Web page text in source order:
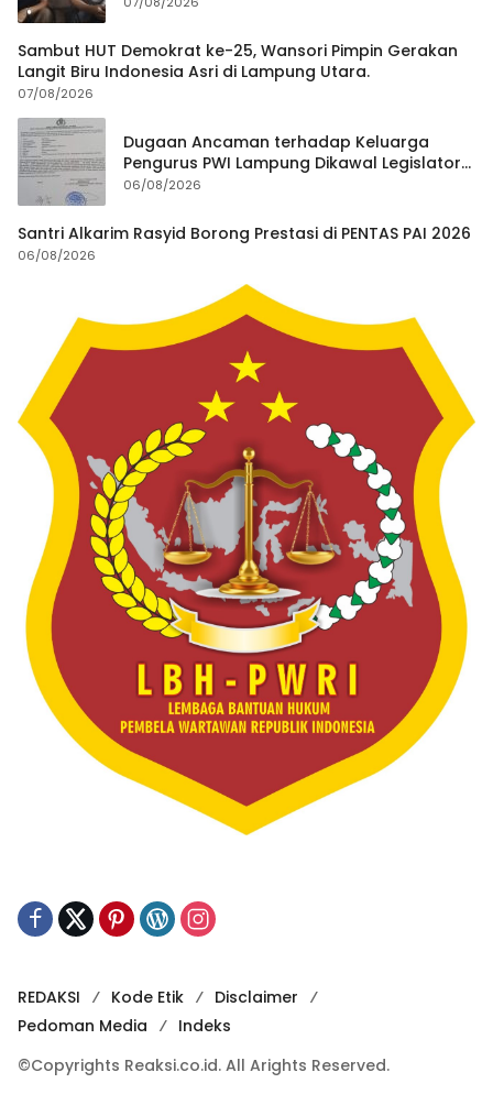
Sambut HUT Demokrat ke-25, Wansori Pimpin Gerakan
Langit Biru Indonesia Asri di Lampung Utara.
07/08/2026
Dugaan Ancaman terhadap Keluarga
Pengurus PWI Lampung Dikawal Legislator
dan Jurnalis
06/08/2026
Santri Alkarim Rasyid Borong Prestasi di PENTAS PAI 2026
06/08/2026
REDAKSI Kode Etik
Disclaimer
Pedoman Media
Indeks
©Copyrights Reaksi.co.id. All Arights Reserved.